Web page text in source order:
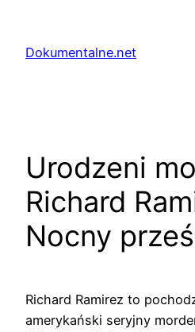
treściDokumentalne.net
Urodzeni
Richard
Nocny
Richard Ramirez to
amerykański seryjny